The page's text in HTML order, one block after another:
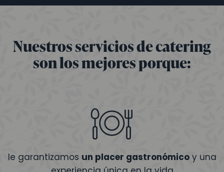
Nuestros servicios de catering
son los mejores porque:
le garantizamos un placer gastronómicoy una